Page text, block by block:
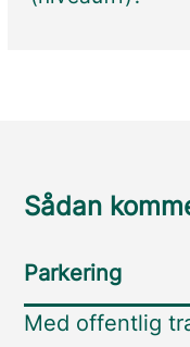
Sådan
Parkering
Med offentlig